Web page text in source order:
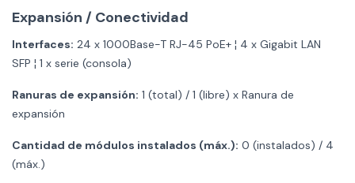
Expansión / Conectividad
Interfaces: 24 x 1000Base-T RJ-45 PoE+ ¦ 4 x Gigabit LAN
SFP ¦ 1 x serie (consola)
Ranuras de expansión: 1 (total) / 1 (libre) x Ranura de
expansión
Cantidad de módulos instalados (máx.): 0 (instalados) / 4
(máx.)